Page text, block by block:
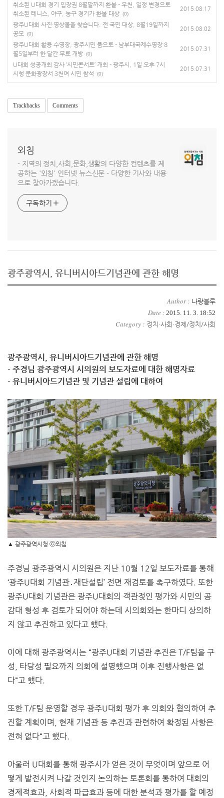
취소된 U대회 경기 입장권 8월말까지 환불 - 우천, 일정 변경으로
취소된 테니스, 야구, 농구 경기가 환불 대상 (0)
2015.08.17
광주U대회 사진·영상물을 찾습니다. 전 국민 대상, 8월19일까지
공모
(0)
2015.08.02
광주U대회 활용 수영장, 광주시민 품으로 - 남부대국제수영장 8
월5일부터 한 달간 무료 개방 (0)
2015.07.31
U대회 성공개최 감사 ‘시민콘서트’ 개최 - 광주시, 1일 오후 7시
시청 문화광장서 3천여 시민 참석
(0)
2015.07.31
Trackbacks Comments
외침
- 지역의 정치,사회,문화,생활의 다양한 컨텐츠를 제
공하는 '외침' 인터넷 뉴스신문 - 다양한 기사와 내용
으로 찾아가겠습니다.
구독하기
광주광역시, 유니버시아드기념관에 관한 해명
Author : 나랑블루
Date : 2015. 11. 3. 18:52
Category : 정치·사회·경제/정치/사회
광주광역시, 유니버시아드기념관에 관한 해명
- 주경님 광주광역시 시의원의 보도자료에 대한 해명자료
- 유니버시아드기념관 및 기념관 설립에 대하여
▲ 광주광역시청 ⓒ외침
주경님 광주광역시 시의원은 지난 10월 12일 보도자료를 통해
‘광주U대회 기념관․재단설립’ 전면 재검토를 촉구하였다. 또한
광주U대회 기념관은 광주U대회의 객관젖인 평가와 시민의 공
감대 형성 후 검토가 되어야 하는데 시의회와는 한마디 상의하
지 않고 추진하고 있다고 했다.
이에 대해 광주광역시는 “광주U대회 기념관 추진은 T/F팀을 구
성, 타당성 필요까지 의회에 설명했으며 이후 진행사항은 없
다“고 했다.
또한 T/F팀 운영할 경우 광주U대회 평가 후 의회와 협의하여 추
진할 계획이며, 현재 기념관 등 추진과 관련하여 확정된 사항은
전혀 없다“고 했다.
아울러 U대회를 통해 광주시가 얻은 것이 무엇이며 앞으로 어
떻게 발전시켜 나갈 것인지 논의하는 토론회를 통하여 대회의
경제적효과, 사회적 파급효과 등에 대한 분석과 평가를 할 예정